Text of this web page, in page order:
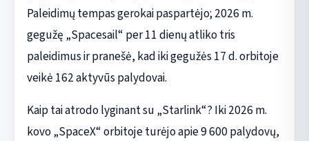
Paleidimų tempas gerokai paspartėjo; 2026 m.
gegužę „Spacesail“ per 11 dienų atliko tris
paleidimus ir pranešė, kad iki gegužės 17 d. orbitoje
veikė 162 aktyvūs palydovai.
Kaip tai atrodo lyginant su „Starlink“? Iki 2026 m.
kovo „SpaceX“ orbitoje turėjo apie 9 600 palydovų,